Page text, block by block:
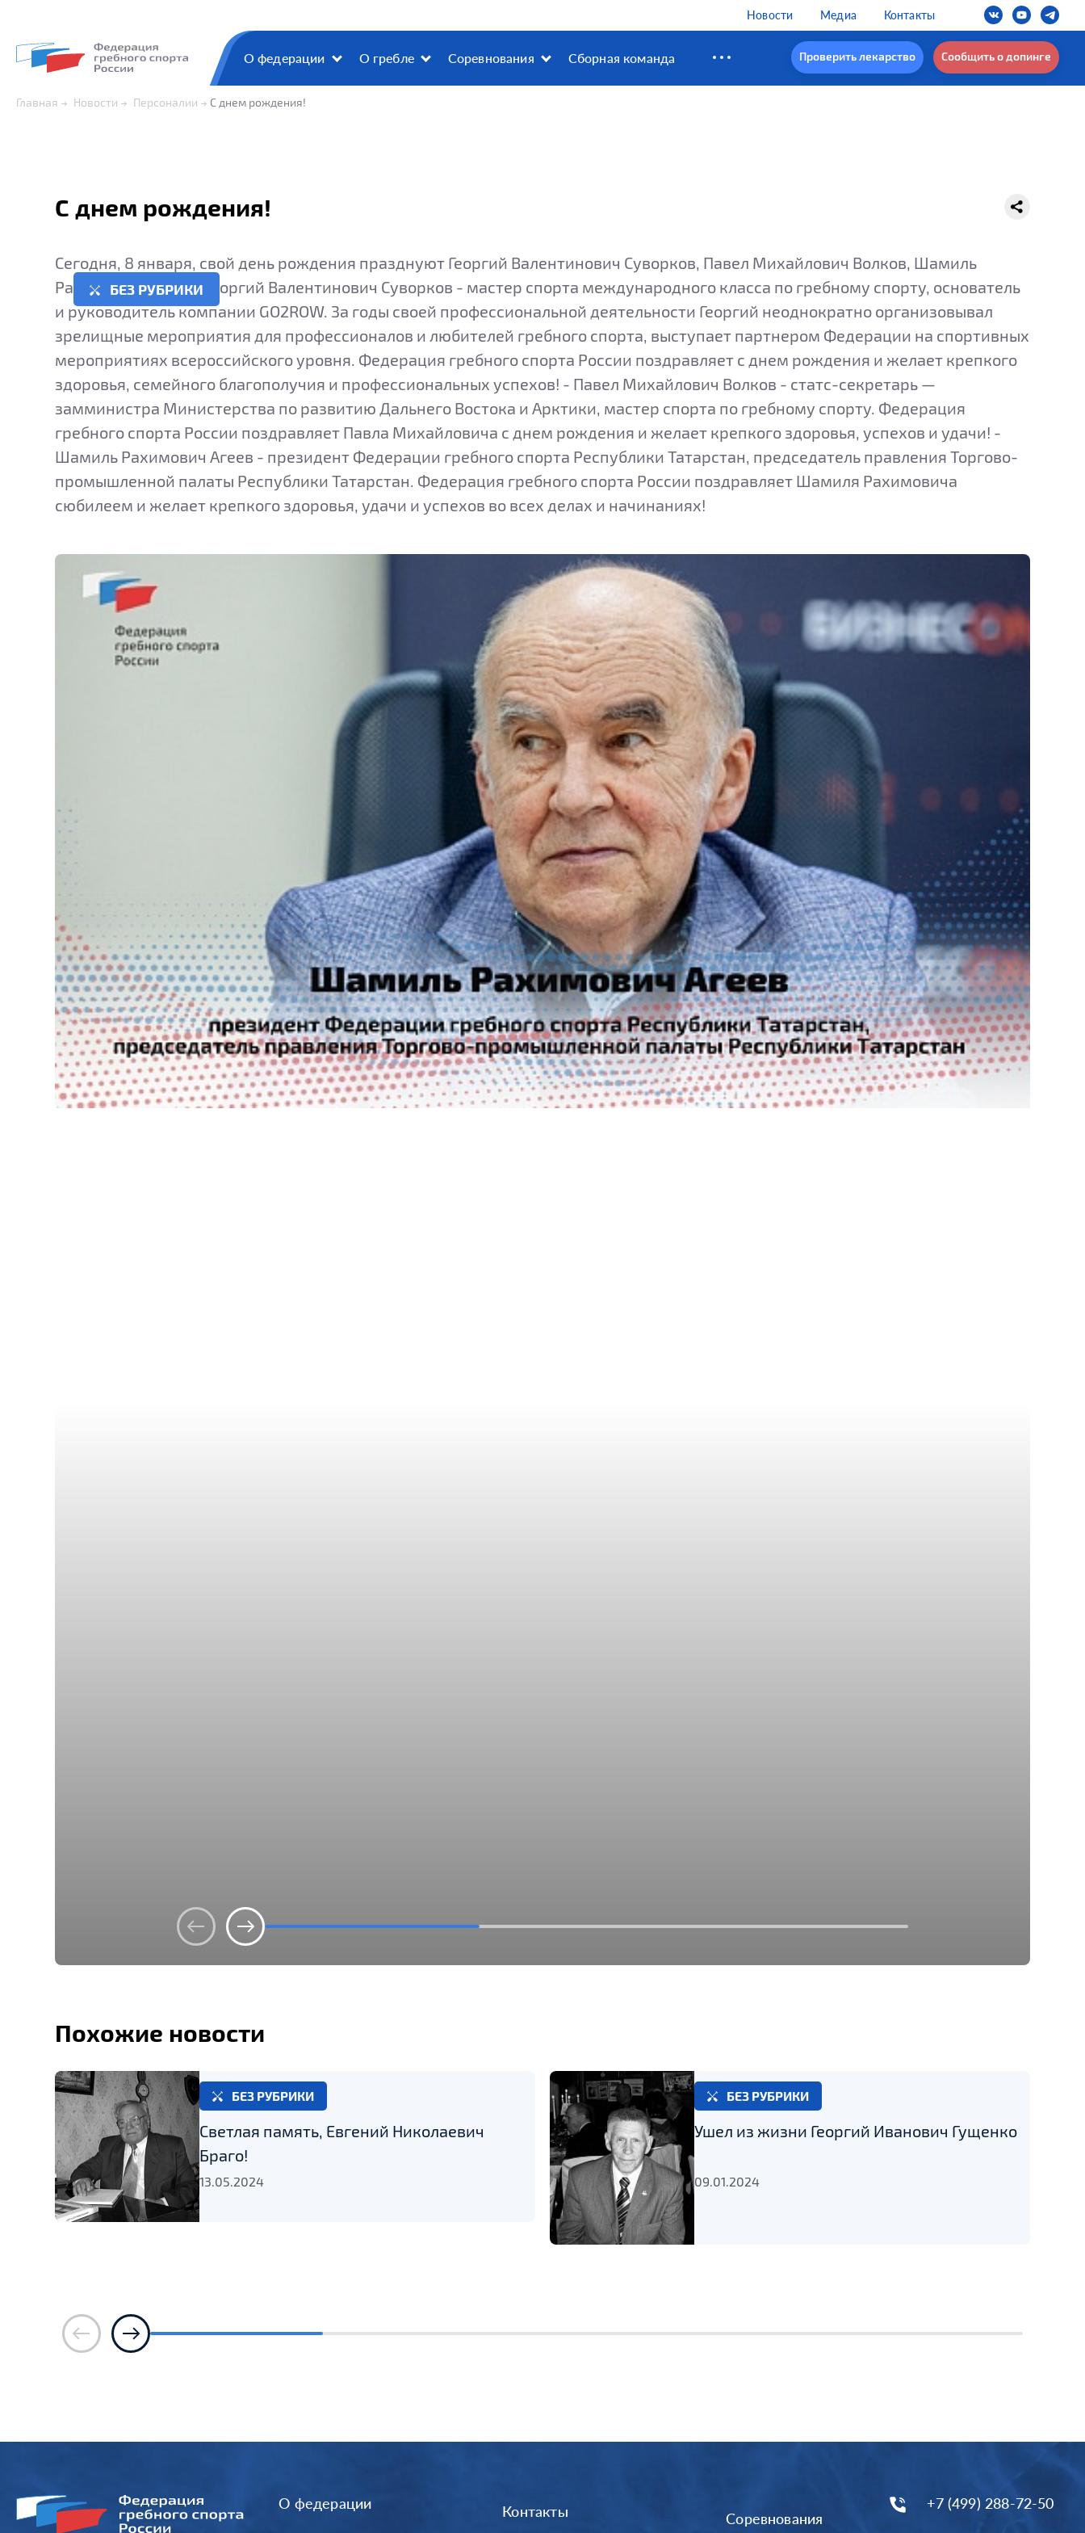
Новости Медиа Контакты
О федерации О гребле Соревнования Сборная команда Проверить лекарство Сообщить о допинге
Главная Новости Персоналии С днем рождения!
С днем рождения!
БЕЗ РУБРИКИ
Сегодня, 8 января, свой день рождения празднуют Георгий Валентинович Суворков, Павел Михайлович Волков, Шамиль
Рахимович Агеев. - Георгий Валентинович Суворков - мастер спорта международного класса по гребному спорту, основатель
и руководитель компании GO2ROW. За годы своей профессиональной деятельности Георгий неоднократно организовывал
зрелищные мероприятия для профессионалов и любителей гребного спорта, выступает партнером Федерации на спортивных
мероприятиях всероссийского уровня. Федерация гребного спорта России поздравляет с днем рождения и желает крепкого
здоровья, семейного благополучия и профессиональных успехов! - Павел Михайлович Волков - статс-секретарь —
замминистра Министерства по развитию Дальнего Востока и Арктики, мастер спорта по гребному спорту. Федерация
гребного спорта России поздравляет Павла Михайловича с днем рождения и желает крепкого здоровья, успехов и удачи! -
Шамиль Рахимович Агеев - президент Федерации гребного спорта Республики Татарстан, председатель правления Торгово-
промышленной палаты Республики Татарстан. Федерация гребного спорта России поздравляет Шамиля Рахимовича
сюбилеем и желает крепкого здоровья, удачи и успехов во всех делах и начинаниях!
Похожие новости
БЕЗ РУБРИКИ
Светлая память, Евгений Николаевич
Браго!
13.05.2024
БЕЗ РУБРИКИ
Ушел из жизни Георгий Иванович Гущенко
09.01.2024
О федерации Контакты Соревнования
+7 (499) 288-72-50